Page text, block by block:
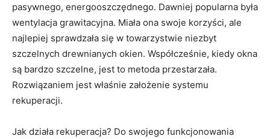
pasywnego, energooszczędnego. Dawniej popularna była
wentylacja grawitacyjna. Miała ona swoje korzyści, ale
najlepiej sprawdzała się w towarzystwie niezbyt
szczelnych drewnianych okien. Współcześnie, kiedy okna
są bardzo szczelne, jest to metoda przestarzała.
Rozwiązaniem jest właśnie założenie systemu
rekuperacji.
Jak działa rekuperacja? Do swojego funkcjonowania